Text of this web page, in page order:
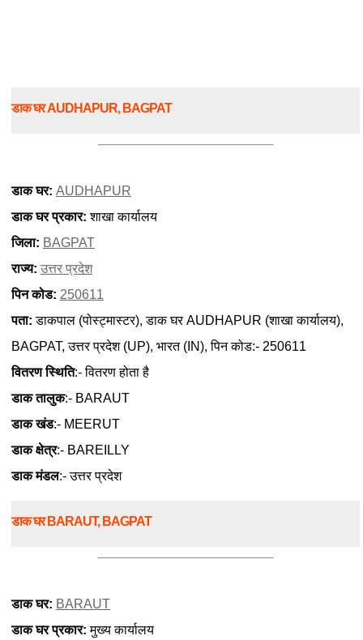
डाक घर AUDHAPUR, BAGPAT
डाक घर: AUDHAPUR
डाक घर प्रकार: शाखा कार्यालय
जिला: BAGPAT
राज्य: उत्तर प्रदेश
पिन कोड: 250611
पता: डाकपाल (पोस्ट्मास्टर), डाक घर AUDHAPUR (शाखा कार्यालय),
BAGPAT, उत्तर प्रदेश (UP), भारत (IN), पिन कोड:- 250611
वितरण स्थिति:- वितरण होता है
डाक तालुक:- BARAUT
डाक खंड:- MEERUT
डाक क्षेत्र:- BAREILLY
डाक मंडल:- उत्तर प्रदेश
डाक घर BARAUT, BAGPAT
डाक घर: BARAUT
डाक घर प्रकार: मुख्य कार्यालय